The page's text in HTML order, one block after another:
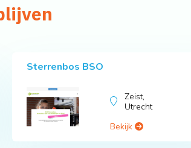
Sterrenbos BSO
Zeist,
Utrecht
Bekijk